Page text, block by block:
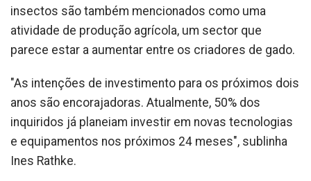
insectos são também mencionados como uma
atividade de produção agrícola, um sector que
parece estar a aumentar entre os criadores de gado.
"As intenções de investimento para os próximos dois
anos são encorajadoras. Atualmente, 50% dos
inquiridos já planeiam investir em novas tecnologias
e equipamentos nos próximos 24 meses", sublinha
Ines Rathke.